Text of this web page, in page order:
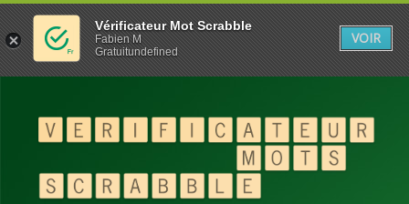
Vérificateur Mot Scrabble
Fabien M
Gratuitundefined
VOIR